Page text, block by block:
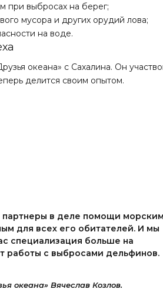
при выбросах на берег;
мусора и других орудий лова;
на воде.
океана» с Сахалина. Он
делится своим опытом.
в деле помощи морским
для всех его обитателей. И мы
специализация больше на
работы с выбросами дельфинов.
океана» Вячеслав Козлов.